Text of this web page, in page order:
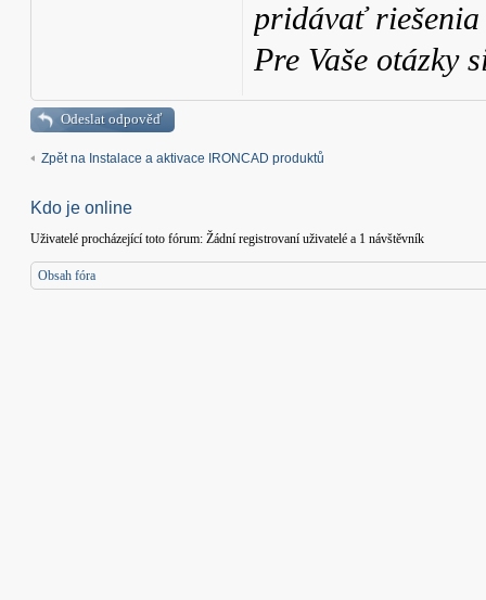
pridávať riešenia
Pre Vaše otázky
Odeslat odpověď
Zpět na Instalace a aktivace IRONCAD produktů
Kdo je online
Uživatelé procházející toto fórum: Žádní registrovaní uživatelé a 1 návštěvník
Obsah fóra